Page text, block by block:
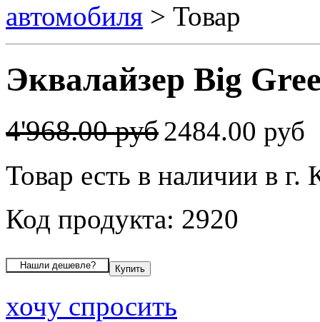
автомобиля > Товар
Эквалайзер Big
4'968.00 руб2484.00 руб
Товар есть в наличии в г.
Код продукта: 2920
хочу спросить